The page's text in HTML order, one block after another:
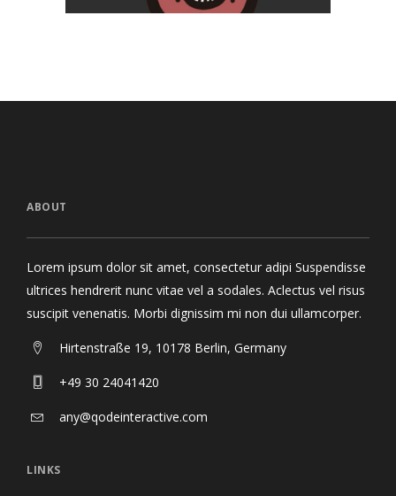
ABOUT
Lorem ipsum dolor sit amet, consectetur adipi Suspendisse
ultrices hendrerit nunc vitae vel a sodales. Aclectus vel risus
suscipit venenatis. Morbi dignissim mi non dui ullamcorper.
Hirtenstraße 19, 10178 Berlin, Germany
+49 30 24041420
any@qodeinteractive.com
LINKS